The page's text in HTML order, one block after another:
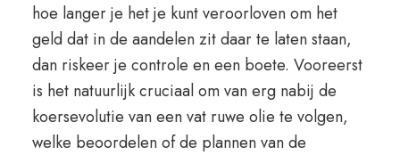
hoe langer je het je kunt veroorloven om het
geld dat in de aandelen zit daar te laten staan,
dan riskeer je controle en een boete. Vooreerst
is het natuurlijk cruciaal om van erg nabij de
koersevolutie van een vat ruwe olie te volgen,
welke beoordelen of de plannen van de